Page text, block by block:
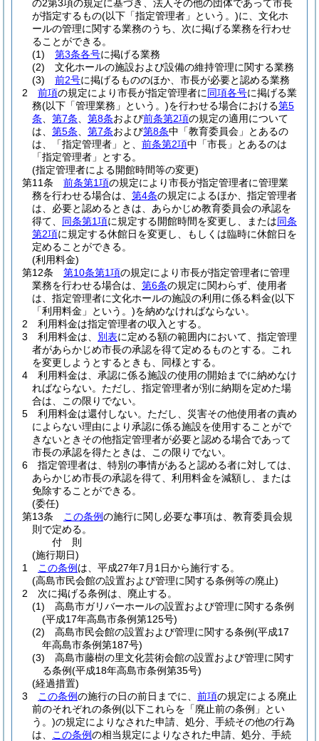
の2第3項の規定に基づき、法人その他の団体であって市長
が指定するもの(以下「指定管理者」という。)に、文化ホ
ールの管理に関する業務のうち、次に掲げる業務を行わせ
ることができる。
(1)
第3条各号に掲げる業務
(2)
文化ホールの施設および設備の維持管理に関する業務
(3)
前2号に掲げるもののほか、市長が必要と認める業務
2
前項の規定により市長が指定管理者に同項各号に掲げる業
務(以下「管理業務」という。)を行わせる場合における第5
条
第7条 第8条および前条第2項の規定の適用について
は、 第5条 第7条および第8条中「教育委員会」とあるの
は、「指定管理者」と、 前条第2項中「市長」とあるのは
「指定管理者」とする。
(指定管理者による開館時間等の変更)
第11条
前条第1項の規定により市長が指定管理者に管理業
務を行わせる場合は、 第4条の規定によるほか、指定管理者
は、必要と認めるときは、あらかじめ教育委員会の承認を
得て、 同条第1項に規定する開館時間を変更し、または同条
第2項に規定する休館日を変更し、もしくは臨時に休館日を
定めることができる。
(利用料金)
第12条
第10条第1項の規定により市長が指定管理者に管理
業務を行わせる場合は、 第6条の規定に関わらず、使用者
は、指定管理者に文化ホールの施設の利用に係る料金(以下
「利用料金」という。)を納めなければならない。
2
利用料金は指定管理者の収入とする。
3
利用料金は、 別表に定める額の範囲内において、指定管理
者があらかじめ市長の承認を得て定めるものとする。
これ
を変更しようとするときも、同様とする。
4
利用料金は、承認に係る施設の使用の開始までに納めなけ
ればならない。 ただし、指定管理者が別に納期を定めた場
合は、この限りでない。
5
利用料金は還付しない。 ただし、災害その他使用者の責め
によらない理由により承認に係る施設を使用することがで
きないときその他指定管理者が必要と認める場合であって
市長の承認を得たときは、この限りでない。
6
指定管理者は、特別の事情があると認める者に対しては、
あらかじめ市長の承認を得て、利用料金を減額し、または
免除することができる。
(委任)
第13条
この条例の施行に関し必要な事項は、教育委員会規
則で定める。
付 則
(施行期日)
1
この条例 は、平成27年7月1日から施行する。
(高島市民会館の設置および管理に関する条例等の廃止)
2
次に掲げる条例は、廃止する。
(1)
高島市ガリバーホールの設置および管理に関する条例
(平成17年高島市条例第125号)
(2)
高島市民会館の設置および管理に関する条例(平成17
年高島市条例第187号)
(3)
高島市藤樹の里文化芸術会館の設置および管理に関す
る条例(平成18年高島市条例第35号)
(経過措置)
3
この条例の施行の日の前日までに、 前項の規定による廃止
前のそれぞれの条例(以下これらを「廃止前の条例」とい
う。)の規定によりなされた申請、処分、手続その他の行為
は、
この条例の相当規定によりなされた申請、処分、手続